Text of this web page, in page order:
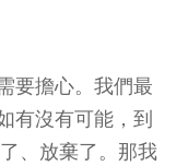
要擔心。我們最
有沒有可能，到
、放棄了。那我